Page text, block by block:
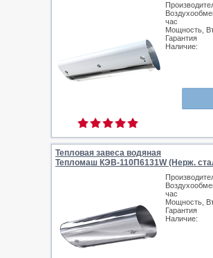
час
Мощность,
Гарантия
Наличие:
Тепловая завеса водяная
Тепломаш КЭВ-110П6131W (Нерж.
час
Мощность,
Гарантия
Наличие: